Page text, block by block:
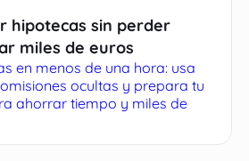
hipotecas sin perder
miles de euros
en menos de una hora: usa
ocultas y prepara tu
ahorrar tiempo y miles de